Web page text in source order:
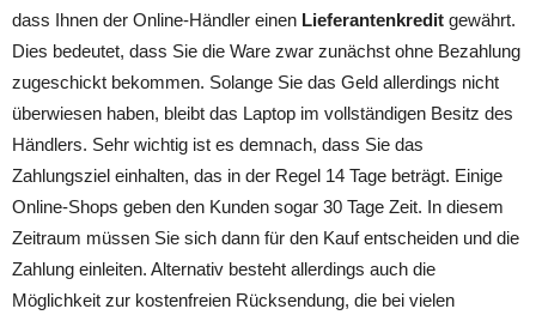
dass Ihnen der Online-Händler einen Lieferantenkredit gewährt.
Dies bedeutet, dass Sie die Ware zwar zunächst ohne Bezahlung
zugeschickt bekommen. Solange Sie das Geld allerdings nicht
überwiesen haben, bleibt das Laptop im vollständigen Besitz des
Händlers. Sehr wichtig ist es demnach, dass Sie das
Zahlungsziel einhalten, das in der Regel 14 Tage beträgt. Einige
Online-Shops geben den Kunden sogar 30 Tage Zeit. In diesem
Zeitraum müssen Sie sich dann für den Kauf entscheiden und die
Zahlung einleiten. Alternativ besteht allerdings auch die
Möglichkeit zur kostenfreien Rücksendung, die bei vielen